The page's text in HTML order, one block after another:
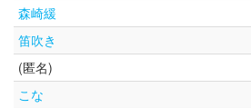
森崎緩
笛吹き
(匿名)
こな